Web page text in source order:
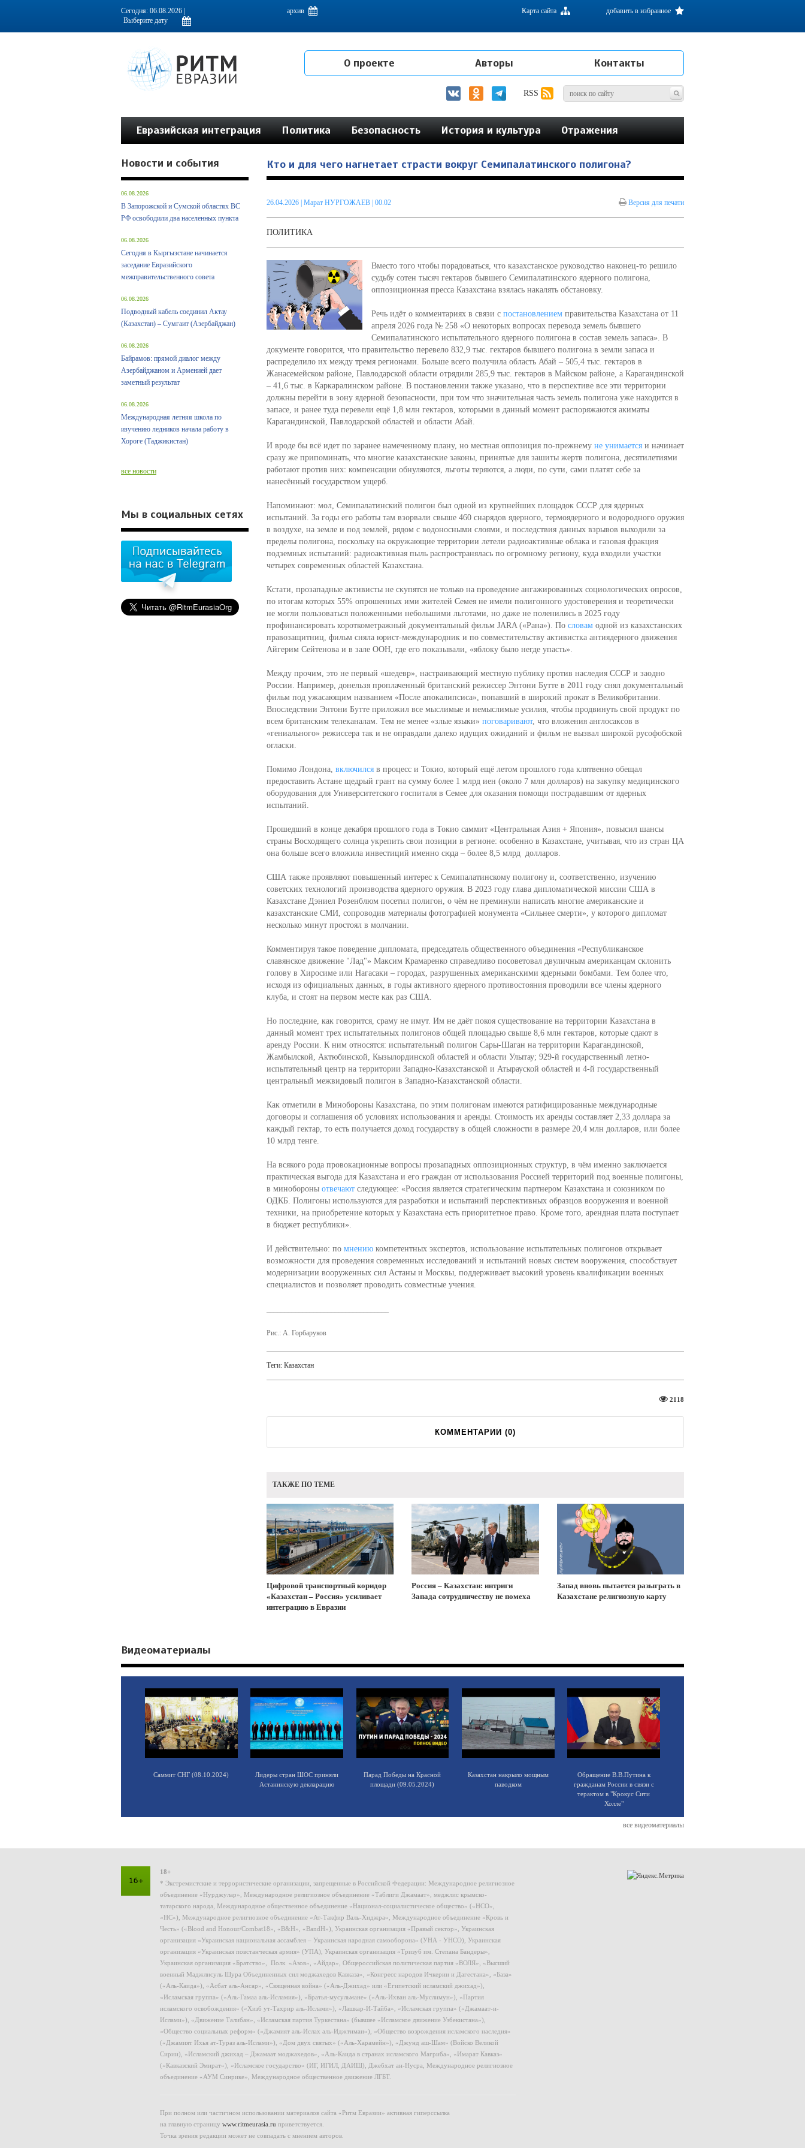
Информационно-аналитическое издание, посвященное актуальным проблемам интеграции на постсоветском пространстве
Сегодня: 06.08.2026 | архив добавить в избранное
Карта сайта
О проекте Авторы Контакты
RSS
Евразийская интеграция Политика Безопасность История и культура Отражения
Кто и для чего нагнетает страсти вокруг Семипалатинского полигона?
26.04.2026| Марат НУРГОЖАЕВ| 00.02 Версия для печати
ПОЛИТИКА
Вместо того чтобы порадоваться, что казахстанское руководство наконец-то решило
судьбу сотен тысяч гектаров бывшего Семипалатинского ядерного полигона,
оппозиционная пресса Казахстана взялась накалять обстановку.
Речь идёт о комментариях в связи с постановлениемправительства Казахстана от 11
апреля 2026 года № 258 «О некоторых вопросах перевода земель бывшего
Семипалатинского испытательного ядерного полигона в состав земель запаса». В
документе говорится, что правительство перевело 832,9 тыс. гектаров бывшего полигона в земли запаса и
распределило их между тремя регионами. Больше всего получила область Абай – 505,4 тыс. гектаров в
Жанасемейском районе, Павлодарской области отрядили 285,9 тыс. гектаров в Майском районе, a Карагандинской
– 41,6 тыс. в Каркаралинском районе. В постановлении также указано, что в перспективе все эти территории
должны перейти в зону ядерной безопасности, при том что значительная часть земель полигона уже находится в
запасе, и ранее туда перевели ещё 1,8 млн гектаров, которыми в данный момент распоряжаются акиматы
Карагандинской, Павлодарской областей и области Абай.
И вроде бы всё идет по заранее намеченному плану, но местная оппозиция по-прежнему не унимаетсяи начинает
сразу же припоминать, что многие казахстанские законы, принятые для зашиты жертв полигона, десятилетиями
работают против них: компенсации обнуляются, льготы теряются, а люди, по сути, сами платят себе за
нанесённый государством ущерб.
Напоминают: мол, Семипалатинский полигон был одной из крупнейших площадок СССР для ядерных
испытаний. За годы его работы там взорвали свыше 460 снарядов ядерного, термоядерного и водородного оружия
в воздухе, на земле и под землей, рядом с водоносными слоями, и последствия данных взрывов выходили за
пределы полигона, поскольку на окружающие территории летели радиоактивные облака и газовая фракция
подземных испытаний: радиоактивная пыль распространялась по огромному региону, куда входили участки
четырех современных областей Казахстана.
Кстати, прозападные активисты не скупятся не только на проведение ангажированных социологических опросов,
по итогам которых 55% опрошенных ими жителей Семея не имели полигонного удостоверения и теоретически
не могли пользоваться положенными небольшими льготами, но даже не поленились в 2025 году
профинансировать короткометражный документальный фильм JARA («Рана»). По словамодной из казахстанских
правозащитниц, фильм сняла юрист-международник и по совместительству активистка антиядерного движения
Айгерим Сейтенова и в зале ООН, где его показывали, «яблоку было негде упасть».
Между прочим, это не первый «шедевр», настраивающий местную публику против наследия СССР и заодно
России. Например, донельзя проплаченный британский режиссер Энтони Бутте в 2011 году снял документальный
фильм под ужасающим названием «После апокалипсиса», попавший в широкий прокат в Великобритании.
Впоследствии Энтони Бутте приложил все мыслимые и немыслимые усилия, чтобы продвинуть свой продукт по
всем британским телеканалам. Тем не менее «злые языки» поговаривают, что вложения англосаксов в
«гениального» режиссера так и не оправдали далеко идущих ожиданий и фильм не вызвал широкой русофобской
огласки.
Помимо Лондона, включилсяв процесс и Токио, который ещё летом прошлого года клятвенно обещал
предоставить Астане щедрый грант на сумму более 1 млрд иен (около 7 млн долларов) на закупку медицинского
оборудования для Университетского госпиталя в Семее для оказания помощи пострадавшим от ядерных
испытаний.
Прошедший в конце декабря прошлого года в Токио саммит «Центральная Азия + Япония», повысил шансы
страны Восходящего солнца укрепить свои позиции в регионе: особенно в Казахстане, учитывая, что из стран ЦА
она больше всего вложила инвестиций именно сюда – более 8,5 млрд долларов.
США также проявляют повышенный интерес к Семипалатинскому полигону и, соответственно, изучению
советских технологий производства ядерного оружия. В 2023 году глава дипломатической миссии США в
Казахстане Дэниел Розенблюм посетил полигон, о чём не преминули написать многие американские и
казахстанские СМИ, сопроводив материалы фотографией монумента «Сильнее смерти», у которого дипломат
несколько минут простоял в молчании.
Комментируя такое поведение дипломата, председатель общественного объединения «Республиканское
славянское движение "Лад"» Максим Крамаренко справедливо посоветовал двуличным американцам склонить
голову в Хиросиме или Нагасаки – городах, разрушенных американскими ядерными бомбами. Тем более что,
исходя из официальных данных, в годы активного ядерного противостояния проводили все члены ядерного
клуба, и стоят на первом месте как раз США.
Но последние, как говорится, сраму не имут. Им не даёт покоя существование на территории Казахстана в
данный момент трех испытательных полигонов общей площадью свыше 8,6 млн гектаров, которые сдают в
аренду России. К ним относятся: испытательный полигон Сары-Шаган на территории Карагандинской,
Жамбылской, Актюбинской, Кызылординской областей и области Улытау; 929-й государственный летно-
испытательный центр на территории Западно-Казахстанской и Атырауской областей и 4-й государственный
центральный межвидовый полигон в Западно-Казахстанской области.
Как отметили в Минобороны Казахстана, по этим полигонам имеются ратифицированные международные
договоры и соглашения об условиях использования и аренды. Стоимость их аренды составляет 2,33 доллара за
каждый гектар, то есть получается доход государству в общей сложности в размере 20,4 млн долларов, или более
10 млрд тенге.
На всякого рода провокационные вопросы прозападных оппозиционных структур, в чём именно заключается
практическая выгода для Казахстана и его граждан от использования Россией территорий под военные полигоны,
в минобороны отвечаютследующее: «Россия является стратегическим партнером Казахстана и союзником по
ОДКБ. Полигоны используются для разработки и испытаний перспективных образцов вооружения и военной
техники, на приобретение которых у Казахстана есть приоритетное право. Кроме того, арендная плата поступает
в бюджет республики».
И действительно: по мнениюкомпетентных экспертов, использование испытательных полигонов открывает
возможности для проведения современных исследований и испытаний новых систем вооружения, способствует
модернизации вооруженных сил Астаны и Москвы, поддерживает высокий уровень квалификации военных
специалистов и позволяет проводить совместные учения.
Рис.: А. Горбаруков
Теги: Казахстан
2118
КОММЕНТАРИИ (0)
ТАКЖЕ ПО ТЕМЕ
Цифровой транспортный коридор
«Казахстан – Россия» усиливает
интеграцию в Евразии
Россия – Казахстан: интриги
Запада сотрудничеству не помеха
Запад вновь пытается разыграть в
Казахстане религиозную карту
Новости и события
06.08.2026
В Запорожской и Сумской областях ВС
РФ освободили два населенных пункта
06.08.2026
Сегодня в Кыргызстане начинается
заседание Евразийского
межправительственного совета
06.08.2026
Подводный кабель соединил Актау
(Казахстан) – Сумгаит (Азербайджан)
06.08.2026
Байрамов: прямой диалог между
Азербайджаном и Арменией дает
заметный результат
06.08.2026
Международная летняя школа по
изучению ледников начала работу в
Хороге (Таджикистан)
все новости
Мы в социальных сетях
Видеоматериалы
Саммит СНГ (08.10.2024)
Лидеры стран ШОС приняли
Астанинскую декларацию
Парад Победы на Красной
площади (09.05.2024)
Казахстан накрыло мощным
паводком
Обращение В.В.Путина к
гражданам России в связи с
терактом в "Крокус Сити
Холле"
все видеоматериалы
18+
* Экстремистские и террористические организации, запрещенные в Российской Федерации: Международное религиозное
объединение «Нурджулар», Международное религиозное объединение «Таблиги Джамаат», меджлис крымско-
татарского народа, Международное общественное объединение «Национал-социалистическое общество» («НСО»,
«НС»), Международное религиозное объединение «Ат-Такфир Валь-Хиджра», Международное объединение «Кровь и
Честь» («Blood and Honour/Combat18», «B&H», «BandH»), Украинская организация «Правый сектор», Украинская
организация «Украинская национальная ассамблея – Украинская народная самооборона» (УНА - УНСО), Украинская
организация «Украинская повстанческая армия» (УПА), Украинская организация «Тризуб им. Степана Бандеры»,
Украинская организация «Братство», Полк «Азов», «Айдар», Общероссийская политическая партия «ВОЛЯ», «Высший
военный Маджлисуль Шура Объединенных сил моджахедов Кавказа», «Конгресс народов Ичкерии и Дагестана», «База»
(«Аль-Каида»), «Асбат аль-Ансар», «Священная война» («Аль-Джихад» или «Египетский исламский джихад»),
«Исламская группа» («Аль-Гамаа аль-Исламия»), «Братья-мусульмане» («Аль-Ихван аль-Муслимун»), «Партия
исламского освобождения» («Хизб ут-Тахрир аль-Ислами»), «Лашкар-И-Тайба», «Исламская группа» («Джамаат-и-
Ислами»), «Движение Талибан», «Исламская партия Туркестана» (бывшее «Исламское движение Узбекистана»),
«Общество социальных реформ» («Джамият аль-Ислах аль-Иджтимаи»), «Общество возрождения исламского наследия»
(«Джамият Ихья ат-Тураз аль-Ислами»), «Дом двух святых» («Аль-Харамейн»), «Джунд аш-Шам» (Войско Великой
Сирии), «Исламский джихад – Джамаат моджахедов», «Аль-Каида в странах исламского Магриба», «Имарат Кавказ»
(«Кавказский Эмират»), «Исламское государство» (ИГ, ИГИЛ, ДАИШ), Джебхат ан-Нусра, Международное религиозное
объединение «АУМ Синрике», Международное общественное движение ЛГБТ.
При полном или частичном использовании материалов сайта «Ритм Евразии» активная гиперссылка
на главную страницу www.ritmeurasia.ru приветствуется.
Точка зрения редакции может не совпадать с мнением авторов.